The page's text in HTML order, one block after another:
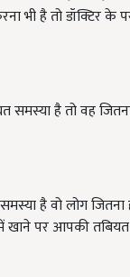
भी है तो डॉक्टिर के
समस्या है तो वह
है वो लोग
में खाने पर आपकी